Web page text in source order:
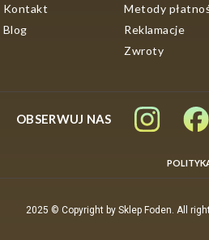
Kontakt
Blog
Metody
Reklamacje
Zwroty
OBSERWUJ NAS
2025 © Copyright by Sklep Foden. All